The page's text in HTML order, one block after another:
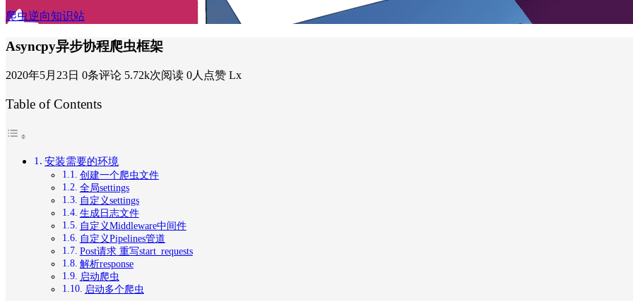
爬虫逆向知识站
Asyncpy异步协程爬虫框架
2020年5月23日 0条评论 5.72k次阅读 0人点赞 Lx
Table of Contents
安装需要的环境
创建一个爬虫文件
全局settings
自定义settings
生成日志文件
自定义Middleware中间件
自定义Pipelines管道
Post请求 重写start_requests
解析response
启动爬虫
启动多个爬虫